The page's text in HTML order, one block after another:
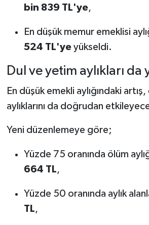
bin 839 TL'ye,
En düşük memur emeklisi
524 TL'yeyükseldi.
Dul ve yetim aylıkları da
En düşük emekli aylığındaki
aylıklarını da doğrudan
Yeni düzenlemeye göre;
Yüzde 75 oranında ölüm
664 TL,
Yüzde 50 oranında aylık
TL,